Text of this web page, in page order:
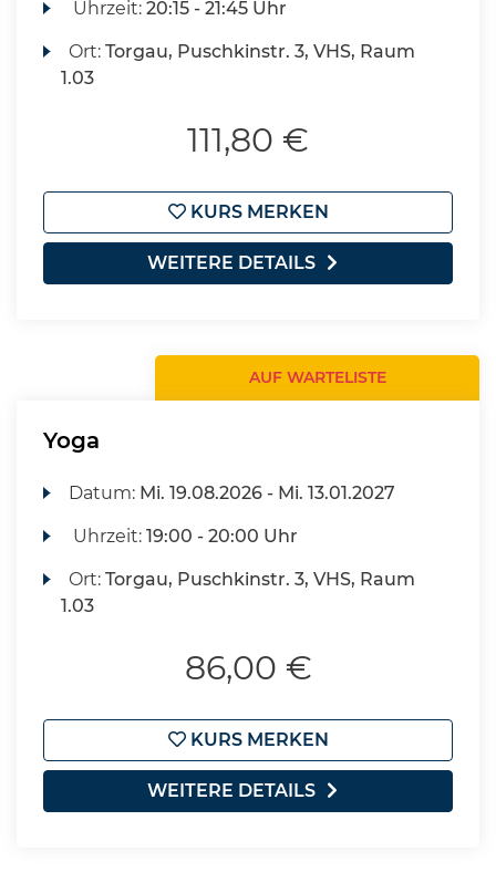
Uhrzeit:20:15 - 21:45 Uhr
Ort:Torgau, Puschkinstr. 3, VHS, Raum
1.03
111,80 €
KURS MERKEN
WEITERE DETAILS
AUF WARTELISTE
Yoga
Datum: Mi. 19.08.2026 - Mi. 13.01.2027
Uhrzeit:19:00 - 20:00 Uhr
Ort:Torgau, Puschkinstr. 3, VHS, Raum
1.03
86,00 €
KURS MERKEN
WEITERE DETAILS